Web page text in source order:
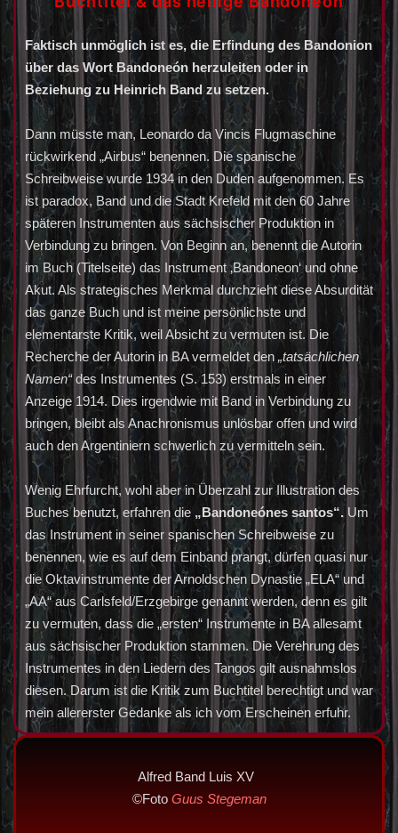
Faktisch unmöglich ist es, die Erfindung des Bandonion
über das Wort Bandoneón herzuleiten oder in
Beziehung zu Heinrich Band zu setzen.
Dann müsste man, Leonardo da Vincis Flugmaschine
rückwirkend „Airbus“ benennen. Die spanische
Schreibweise wurde 1934 in den Duden aufgenommen. Es
ist paradox, Band und die Stadt Krefeld mit den 60 Jahre
späteren Instrumenten aus sächsischer Produktion in
Verbindung zu bringen. Von Beginn an, benennt die Autorin
im Buch (Titelseite) das Instrument ‚Bandoneon‘ und ohne
Akut. Als strategisches Merkmal durchzieht diese Absurdität
das ganze Buch und ist meine persönlichste und
elementarste Kritik, weil Absicht zu vermuten ist. Die
Recherche der Autorin in BA vermeldet den „tatsächlichen
Namen“des Instrumentes (S. 153) erstmals in einer
Anzeige 1914. Dies irgendwie mit Band in Verbindung zu
bringen, bleibt als Anachronismus unlösbar offen und wird
auch den Argentiniern schwerlich zu vermitteln sein.
Wenig Ehrfurcht, wohl aber in Überzahl zur Illustration des
Buches benutzt, erfahren die „Bandoneónes santos“. Um
das Instrument in seiner spanischen Schreibweise zu
benennen, wie es auf dem Einband prangt, dürfen quasi nur
die Oktavinstrumente der Arnoldschen Dynastie „ELA“ und
„AA“ aus Carlsfeld/Erzgebirge genannt werden, denn es gilt
zu vermuten, dass die „ersten“ Instrumente in BA allesamt
aus sächsischer Produktion stammen. Die Verehrung des
Instrumentes in den Liedern des Tangos gilt ausnahmslos
diesen. Darum ist die Kritik zum Buchtitel berechtigt und war
mein allererster Gedanke als ich vom Erscheinen erfuhr.
Alfred Band Luis XV
©Foto Guus Stegeman